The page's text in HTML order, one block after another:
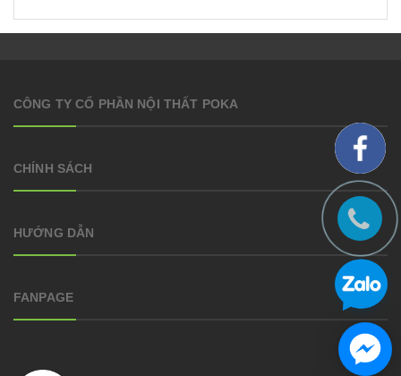
CÔNG TY CỔ PHẦN NỘI THẤT POKA
CHÍNH SÁCH
HƯỚNG DẪN
FANPAGE